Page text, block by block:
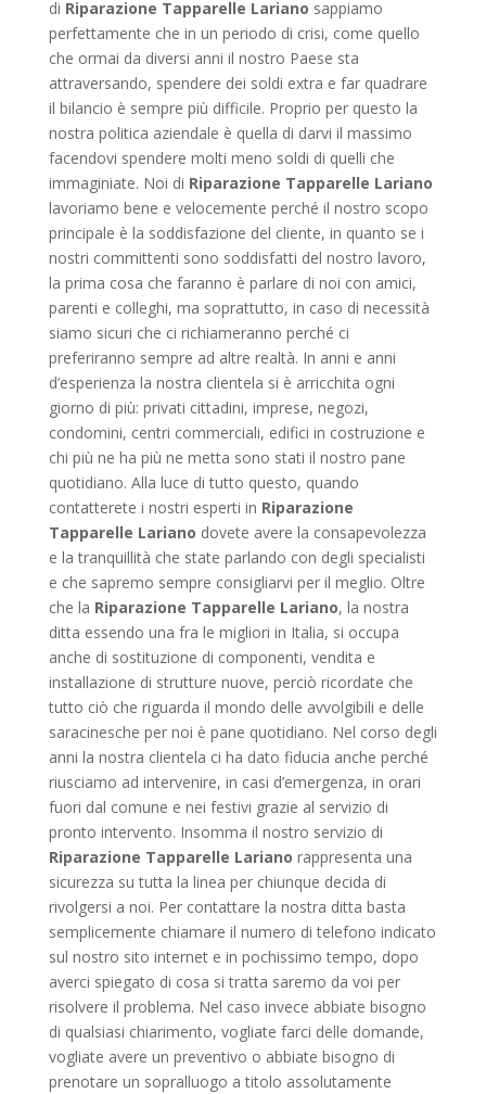
di Riparazione Tapparelle Lariano sappiamo
perfettamente che in un periodo di crisi, come quello
che ormai da diversi anni il nostro Paese sta
attraversando, spendere dei soldi extra e far quadrare
il bilancio è sempre più difficile. Proprio per questo la
nostra politica aziendale è quella di darvi il massimo
facendovi spendere molti meno soldi di quelli che
immaginiate. Noi di Riparazione Tapparelle Lariano
lavoriamo bene e velocemente perché il nostro scopo
principale è la soddisfazione del cliente, in quanto se i
nostri committenti sono soddisfatti del nostro lavoro,
la prima cosa che faranno è parlare di noi con amici,
parenti e colleghi, ma soprattutto, in caso di necessità
siamo sicuri che ci richiameranno perché ci
preferiranno sempre ad altre realtà. In anni e anni
d’esperienza la nostra clientela si è arricchita ogni
giorno di più: privati cittadini, imprese, negozi,
condomini, centri commerciali, edifici in costruzione e
chi più ne ha più ne metta sono stati il nostro pane
quotidiano. Alla luce di tutto questo, quando
contatterete i nostri esperti in Riparazione
Tapparelle Lariano dovete avere la consapevolezza
e la tranquillità che state parlando con degli specialisti
e che sapremo sempre consigliarvi per il meglio. Oltre
che la Riparazione Tapparelle Lariano, la nostra
ditta essendo una fra le migliori in Italia, si occupa
anche di sostituzione di componenti, vendita e
installazione di strutture nuove, perciò ricordate che
tutto ciò che riguarda il mondo delle avvolgibili e delle
saracinesche per noi è pane quotidiano. Nel corso degli
anni la nostra clientela ci ha dato fiducia anche perché
riusciamo ad intervenire, in casi d’emergenza, in orari
fuori dal comune e nei festivi grazie al servizio di
pronto intervento. Insomma il nostro servizio di
Riparazione Tapparelle Lariano rappresenta una
sicurezza su tutta la linea per chiunque decida di
rivolgersi a noi. Per contattare la nostra ditta basta
semplicemente chiamare il numero di telefono indicato
sul nostro sito internet e in pochissimo tempo, dopo
averci spiegato di cosa si tratta saremo da voi per
risolvere il problema. Nel caso invece abbiate bisogno
di qualsiasi chiarimento, vogliate farci delle domande,
vogliate avere un preventivo o abbiate bisogno di
prenotare un sopralluogo a titolo assolutamente